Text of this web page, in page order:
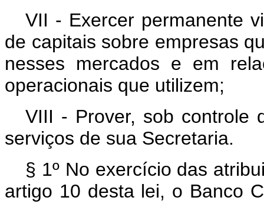
VII - Exercer permanente
de capitais sobre empresas
nesses mercados e em
operacionais que utilizem;
VIII - Prover, sob controle
serviços de sua Secretaria.
§ 1º No exercício das
artigo 10 desta lei, o Banco